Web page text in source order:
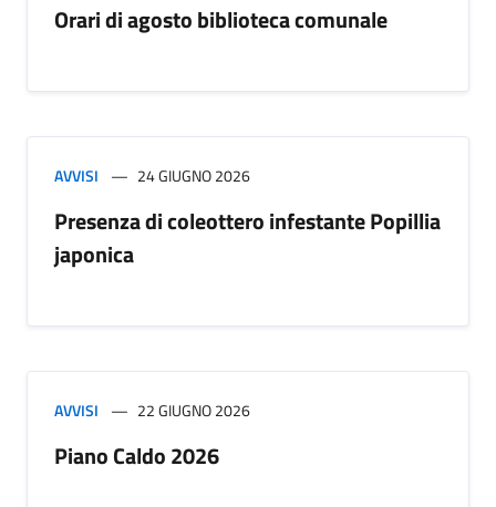
Orari di agosto biblioteca comunale
AVVISI 24 GIUGNO 2026
Presenza di coleottero infestante Popillia
japonica
AVVISI 22 GIUGNO 2026
Piano Caldo 2026